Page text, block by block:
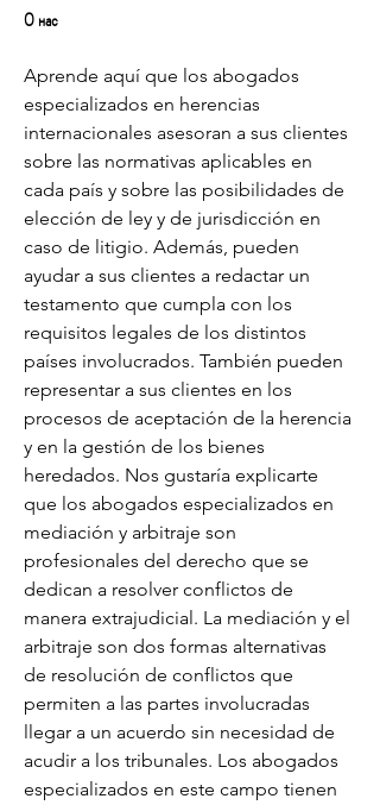
О нас
Aprende aquí que los abogados
especializados en herencias
internacionales asesoran a sus clientes
sobre las normativas aplicables en
cada país y sobre las posibilidades de
elección de ley y de jurisdicción en
caso de litigio. Además, pueden
ayudar a sus clientes a redactar un
testamento que cumpla con los
requisitos legales de los distintos
países involucrados. También pueden
representar a sus clientes en los
procesos de aceptación de la herencia
y en la gestión de los bienes
heredados. Nos gustaría explicarte
que los abogados especializados en
mediación y arbitraje son
profesionales del derecho que se
dedican a resolver conflictos de
manera extrajudicial. La mediación y el
arbitraje son dos formas alternativas
de resolución de conflictos que
permiten a las partes involucradas
llegar a un acuerdo sin necesidad de
acudir a los tribunales. Los abogados
especializados en este campo tienen